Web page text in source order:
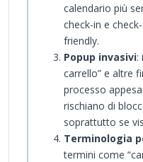
calendario più
check-in e
friendly.
Popup invasivi:
carrello” e altre
processo
rischiano di
soprattutto se
Terminologia
termini come